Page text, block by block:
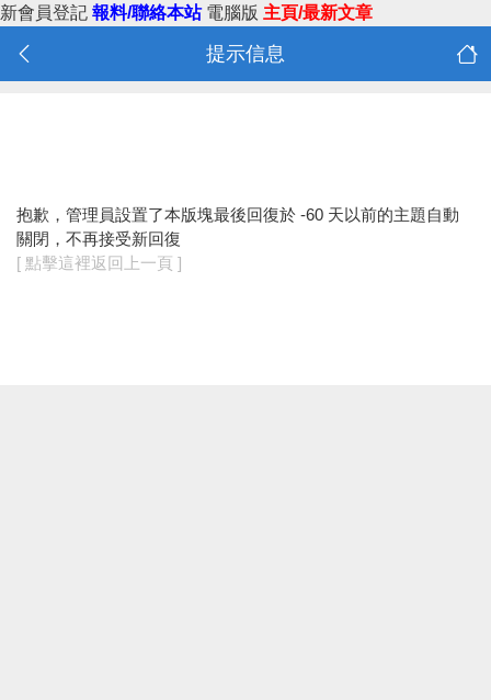
新會員登記 報料/聯絡本站 電腦版 主頁/最新文章
提示信息
抱歉，管理員設置了本版塊最後回復於 -60 天以前的主題自動
關閉，不再接受新回復
[ 點擊這裡返回上一頁 ]